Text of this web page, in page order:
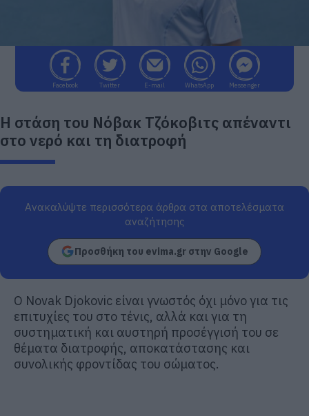
Facebook Twitter E-mail WhatsApp Messenger
Η στάση του Νόβακ Τζόκοβιτς απέναντι
στο νερό και τη διατροφή
Ανακαλύψτε περισσότερα άρθρα στα αποτελέσματα
αναζήτησης
Προσθήκη του evima.gr στην Google
Ο Novak Djokovic είναι γνωστός όχι μόνο για τις
επιτυχίες του στο τένις, αλλά και για τη
συστηματική και αυστηρή προσέγγισή του σε
θέματα διατροφής, αποκατάστασης και
συνολικής φροντίδας του σώματος.